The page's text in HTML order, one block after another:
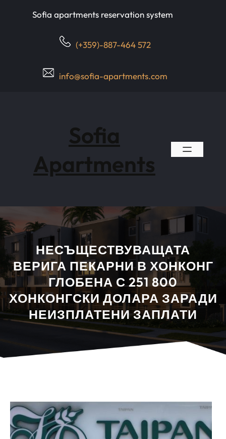
Sofia apartments reservation system
(+359)-887-464 572
info@sofia-apartments.com
Sofia
Apartments
НЕСЪЩЕСТВУВАЩАТА
ВЕРИГА ПЕКАРНИ В ХОНКОНГ
ГЛОБЕНА С 251 800
ХОНКОНГСКИ ДОЛАРА ЗАРАДИ
НЕИЗПЛАТЕНИ ЗАПЛАТИ